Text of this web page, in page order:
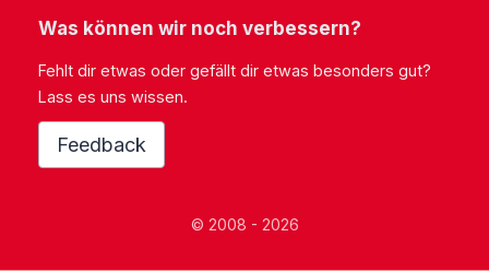
Was können wir noch verbessern?
Fehlt dir etwas oder gefällt dir etwas besonders gut?
Lass es uns wissen.
Feedback
© 2008 - 2026